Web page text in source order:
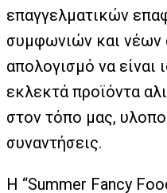
επαγγελματικών
συμφωνιών και νέων
απολογισμό να είναι
εκλεκτά προϊόντα
στον τόπο μας,
συναντήσεις.
H “Summer Fancy